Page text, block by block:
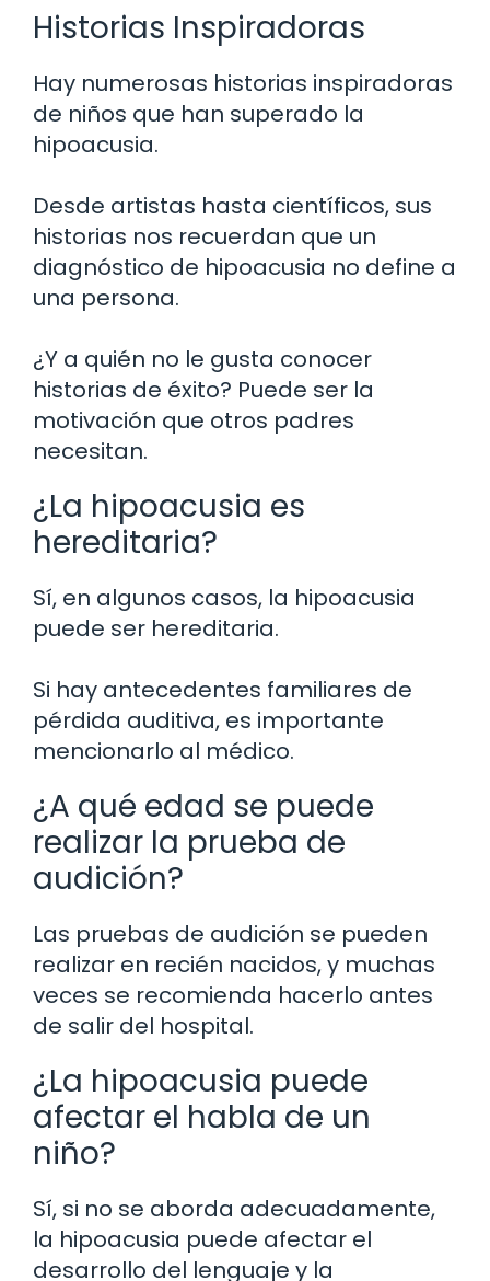
Historias Inspiradoras
Hay numerosas historias inspiradoras
de niños que han superado la
hipoacusia.
Desde artistas hasta científicos, sus
historias nos recuerdan que un
diagnóstico de hipoacusia no define a
una persona.
¿Y a quién no le gusta conocer
historias de éxito? Puede ser la
motivación que otros padres
necesitan.
¿La hipoacusia es
hereditaria?
Sí, en algunos casos, la hipoacusia
puede ser hereditaria.
Si hay antecedentes familiares de
pérdida auditiva, es importante
mencionarlo al médico.
¿A qué edad se puede
realizar la prueba de
audición?
Las pruebas de audición se pueden
realizar en recién nacidos, y muchas
veces se recomienda hacerlo antes
de salir del hospital.
¿La hipoacusia puede
afectar el habla de un
niño?
Sí, si no se aborda adecuadamente,
la hipoacusia puede afectar el
desarrollo del lenguaje y la